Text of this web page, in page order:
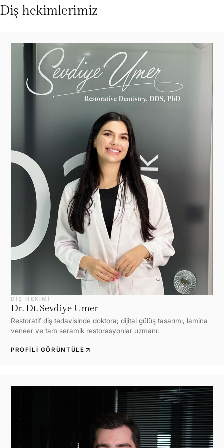
Diş hekimlerimiz
DIŞ HEKIMI
Dr. Dt. Sevdiye Umer
Restoratif diş tedavisinde doktora; dijital gülüş tasarımı, lamina
veneer ve tam seramik restorasyonlar uzmanı.
PROFILI GÖRÜNTÜLE arrow_outward